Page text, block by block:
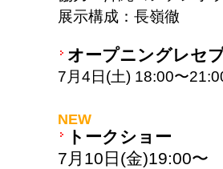
展示構成：長嶺徹
オープニングレセ
7月4日(土) 18:00〜
NEW
トークショー
7月10日(金)19:00〜